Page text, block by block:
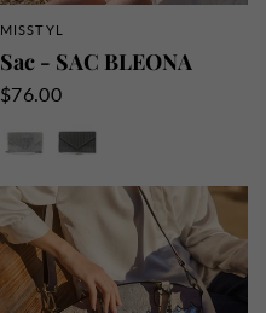
MISSTYL
Sac - SAC BLEONA
$76.00